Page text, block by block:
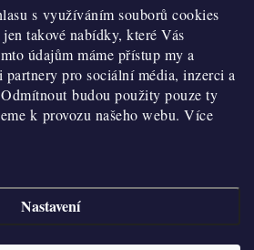
s využíváním souborů cookies
takové nabídky, které Vás
údajům máme přístup my a
partnery pro sociální média, inzerci a
budou použity pouze ty
k provozu našeho webu. Více
Nastavení